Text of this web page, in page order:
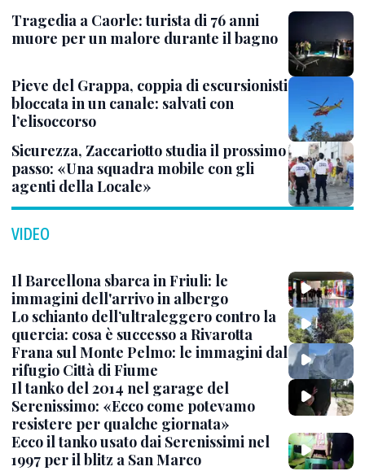
Tragedia a Caorle: turista di 76 anni
muore per un malore durante il bagno
Pieve del Grappa, coppia di escursionisti
bloccata in un canale: salvati con
l’elisoccorso
Sicurezza, Zaccariotto studia il prossimo
passo: «Una squadra mobile con gli
agenti della Locale»
VIDEO
Il Barcellona sbarca in Friuli: le
immagini dell'arrivo in albergo
Lo schianto dell’ultraleggero contro la
quercia: cosa è successo a Rivarotta
Frana sul Monte Pelmo: le immagini dal
rifugio Città di Fiume
Il tanko del 2014 nel garage del
Serenissimo: «Ecco come potevamo
resistere per qualche giornata»
Ecco il tanko usato dai Serenissimi nel
1997 per il blitz a San Marco